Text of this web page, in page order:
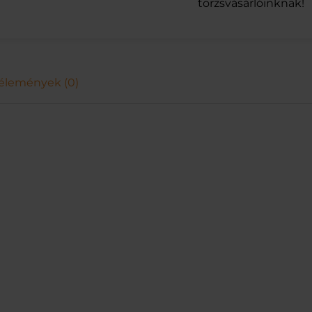
törzsvásárlóinknak!
(0)